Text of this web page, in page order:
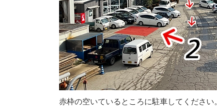
赤枠の空いているところに駐車してください